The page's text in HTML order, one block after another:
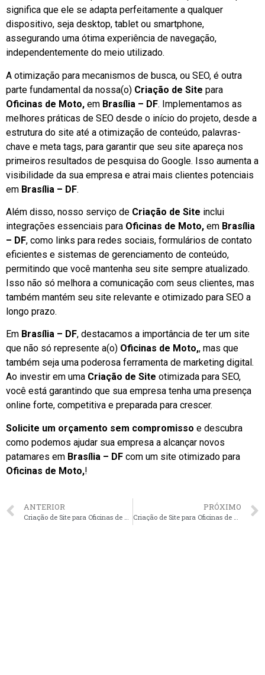
significa que ele se adapta perfeitamente a qualquer
dispositivo, seja desktop, tablet ou smartphone,
assegurando uma ótima experiência de navegação,
independentemente do meio utilizado.
A otimização para mecanismos de busca, ou SEO, é outra
parte fundamental da nossa(o) Criação de Site para
Oficinas de Moto, em Brasília – DF. Implementamos as
melhores práticas de SEO desde o início do projeto, desde a
estrutura do site até a otimização de conteúdo, palavras-
chave e meta tags, para garantir que seu site apareça nos
primeiros resultados de pesquisa do Google. Isso aumenta a
visibilidade da sua empresa e atrai mais clientes potenciais
em Brasília – DF.
Além disso, nosso serviço de Criação de Site inclui
integrações essenciais para Oficinas de Moto, em Brasília
– DF, como links para redes sociais, formulários de contato
eficientes e sistemas de gerenciamento de conteúdo,
permitindo que você mantenha seu site sempre atualizado.
Isso não só melhora a comunicação com seus clientes, mas
também mantém seu site relevante e otimizado para SEO a
longo prazo.
Em Brasília – DF, destacamos a importância de ter um site
que não só represente a(o) Oficinas de Moto,, mas que
também seja uma poderosa ferramenta de marketing digital.
Ao investir em uma Criação de Site otimizada para SEO,
você está garantindo que sua empresa tenha uma presença
online forte, competitiva e preparada para crescer.
Solicite um orçamento sem compromisso e descubra
como podemos ajudar sua empresa a alcançar novos
patamares em Brasília – DF com um site otimizado para
Oficinas de Moto,!
ANTERIOR
Criação de Site para Oficinas de Moto, em Florianópolis – SC faça seu orçamento
PRÓXIMO
Criação de Site para Oficinas de Moto, em Salvador – BA faça seu orçamento